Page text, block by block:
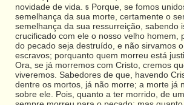
novidade de vida.
5 Porque, se fomos
semelhança da sua morte, certamente o
semelhança da sua ressurreição, sabendo
crucificado com ele o nosso velho homem,
do pecado seja destruído, e não sirvamos
escravos; porquanto quem morreu está
Ora, se já morremos com Cristo, cremos
viveremos. Sabedores de que, havendo
dentre os mortos, já não morre; a morte já
sobre ele. Pois, quanto a ter morrido, de